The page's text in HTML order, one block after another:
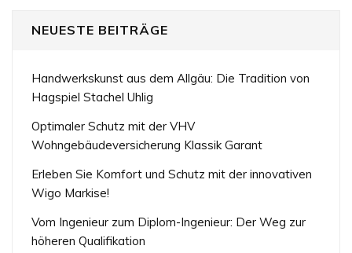
NEUESTE BEITRÄGE
Handwerkskunst aus dem Allgäu: Die Tradition von
Hagspiel Stachel Uhlig
Optimaler Schutz mit der VHV
Wohngebäudeversicherung Klassik Garant
Erleben Sie Komfort und Schutz mit der innovativen
Wigo Markise!
Vom Ingenieur zum Diplom-Ingenieur: Der Weg zur
höheren Qualifikation